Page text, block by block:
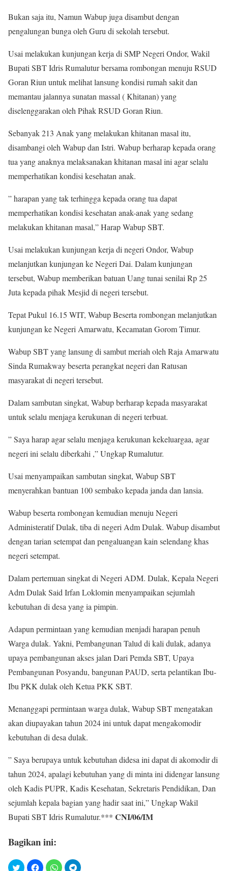
Bukan saja itu, Namun Wabup juga disambut dengan
pengalungan bunga oleh Guru di sekolah tersebut.
Usai melakukan kunjungan kerja di SMP Negeri Ondor, Wakil
Bupati SBT Idris Rumalutur bersama rombongan menuju RSUD
Goran Riun untuk melihat lansung kondisi rumah sakit dan
memantau jalannya sunatan massal ( Khitanan) yang
diselenggarakan oleh Pihak RSUD Goran Riun.
Sebanyak 213 Anak yang melakukan khitanan masal itu,
disambangi oleh Wabup dan Istri. Wabup berharap kepada orang
tua yang anaknya melaksanakan khitanan masal ini agar selalu
memperhatikan kondisi kesehatan anak.
” harapan yang tak terhingga kepada orang tua dapat
memperhatikan kondisi kesehatan anak-anak yang sedang
melakukan khitanan masal,” Harap Wabup SBT.
Usai melakukan kunjungan kerja di negeri Ondor, Wabup
melanjutkan kunjungan ke Negeri Dai. Dalam kunjungan
tersebut, Wabup memberikan batuan Uang tunai senilai Rp 25
Juta kepada pihak Mesjid di negeri tersebut.
Tepat Pukul 16.15 WIT, Wabup Beserta rombongan melanjutkan
kunjungan ke Negeri Amarwatu, Kecamatan Gorom Timur.
Wabup SBT yang lansung di sambut meriah oleh Raja Amarwatu
Sinda Rumakway beserta perangkat negeri dan Ratusan
masyarakat di negeri tersebut.
Dalam sambutan singkat, Wabup berharap kepada masyarakat
untuk selalu menjaga kerukunan di negeri terbuat.
” Saya harap agar selalu menjaga kerukunan kekeluargaa, agar
negeri ini selalu diberkahi ,” Ungkap Rumalutur.
Usai menyampaikan sambutan singkat, Wabup SBT
menyerahkan bantuan 100 sembako kepada janda dan lansia.
Wabup beserta rombongan kemudian menuju Negeri
Administeratif Dulak, tiba di negeri Adm Dulak. Wabup disambut
dengan tarian setempat dan pengaluangan kain selendang khas
negeri setempat.
Dalam pertemuan singkat di Negeri ADM. Dulak, Kepala Negeri
Adm Dulak Said Irfan Loklomin menyampaikan sejumlah
kebutuhan di desa yang ia pimpin.
Adapun permintaan yang kemudian menjadi harapan penuh
Warga dulak. Yakni, Pembangunan Talud di kali dulak, adanya
upaya pembangunan akses jalan Dari Pemda SBT, Upaya
Pembangunan Posyandu, bangunan PAUD, serta pelantikan Ibu-
Ibu PKK dulak oleh Ketua PKK SBT.
Menanggapi permintaan warga dulak, Wabup SBT mengatakan
akan diupayakan tahun 2024 ini untuk dapat mengakomodir
kebutuhan di desa dulak.
” Saya berupaya untuk kebutuhan didesa ini dapat di akomodir di
tahun 2024, apalagi kebutuhan yang di minta ini didengar lansung
oleh Kadis PUPR, Kadis Kesehatan, Sekretaris Pendidikan, Dan
sejumlah kepala bagian yang hadir saat ini,” Ungkap Wakil
Bupati SBT Idris Rumalutur.*** CNI/06/IM
Bagikan ini: